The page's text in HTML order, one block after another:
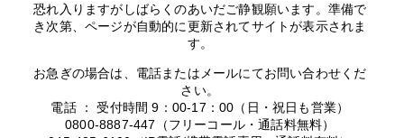
恐れ入りますがしばらくのあいだご静観願います。準備で
き次第、ページが自動的に更新されてサイトが表示されま
す。
お急ぎの場合は、電話またはメールにてお問い合わせくだ
さい。
電話 ： 受付時間 9：00-17：00（日・祝日も営業）
0800-8887-447（フリーコール・通話料無料）